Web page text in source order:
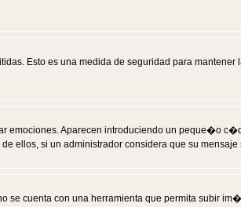
Esto es una medida de seguridad para
Aparecen introduciendo un peque�o
ellos, si un administrador considera que su
cuenta con una herramienta que permita subir